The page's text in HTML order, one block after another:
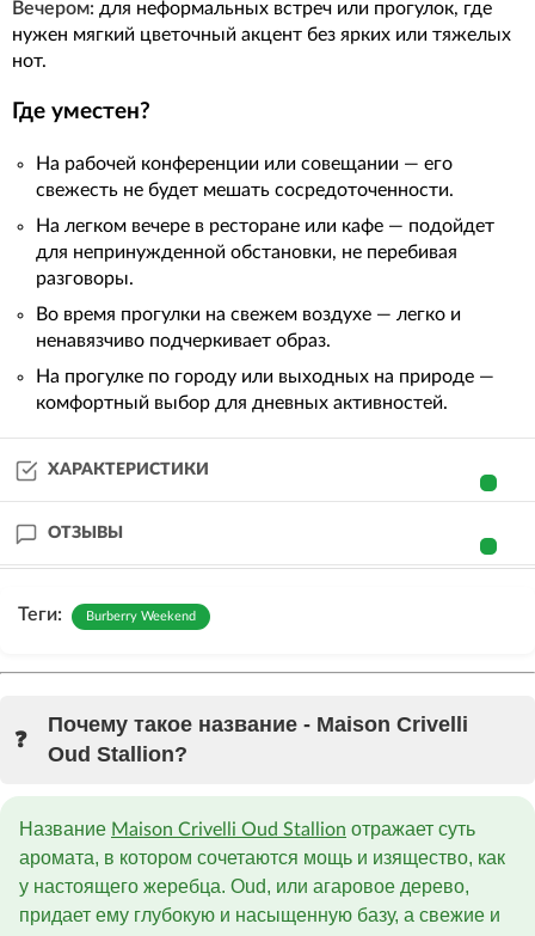
Вечером: для неформальных встреч или прогулок, где
нужен мягкий цветочный акцент без ярких или тяжелых
нот.
Где уместен?
На рабочей конференции или совещании — его
свежесть не будет мешать сосредоточенности.
На легком вечере в ресторане или кафе — подойдет
для непринужденной обстановки, не перебивая
разговоры.
Во время прогулки на свежем воздухе — легко и
ненавязчиво подчеркивает образ.
На прогулке по городу или выходных на природе —
комфортный выбор для дневных активностей.
ХАРАКТЕРИСТИКИ
ОТЗЫВЫ
Теги: Burberry Weekend
Почему такое название - Maison Crivelli
Oud Stallion?
Название Maison Crivelli Oud Stallion отражает суть
аромата, в котором сочетаются мощь и изящество, как
у настоящего жеребца. Oud, или агаровое дерево,
придает ему глубокую и насыщенную базу, а свежие и